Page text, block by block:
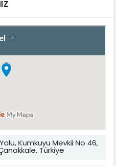
Kumkuyu Mevkii No 46,
Türkiye